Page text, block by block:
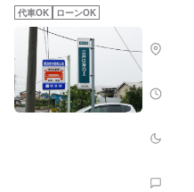
がり次第納車-----------パーツ持ち込
です。オファーにて詳細をお願い致
日曜日、祝日営業時間：8:30~17:30
代車OK ローンOK